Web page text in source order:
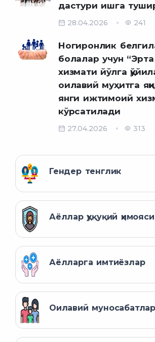
дастури ишга
28.04.2026 241
Ногиронлик
болалар учун
хизмати йўлга
оилавий муҳитга
янги ижтимоий
кўрсатилади
27.04.2026 313
Гендер тенглик
Аёллар ҳуқуқий ҳимояси
Аёлларга имтиёзлар
Оилавий муносабатлар